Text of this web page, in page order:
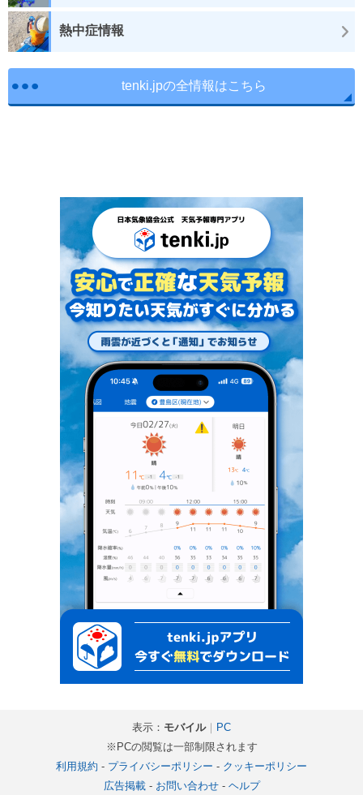
熱中症情報
tenki.jpの全情報はこちら
表示： モバイル｜ PC
※PCの閲覧は一部制限されます
利用規約 - プライバシーポリシー - クッキーポリシー
広告掲載- お問い合わせ- ヘルプ